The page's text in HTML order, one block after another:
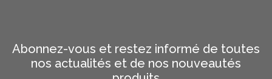
Abonnez-vous et restez informé de toutes
nos actualités et de nos nouveautés